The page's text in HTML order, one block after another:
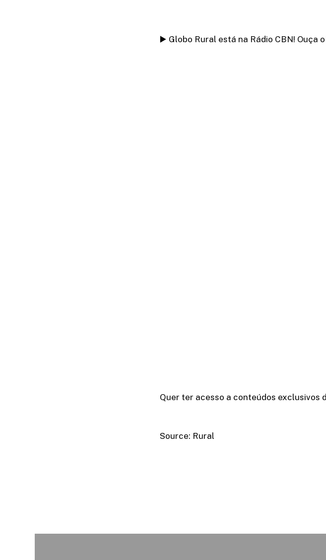
▶️ Globo Rural está na Rádio CBN! Ouça
Quer ter acesso a conteúdos exclusivos
Source: Rural